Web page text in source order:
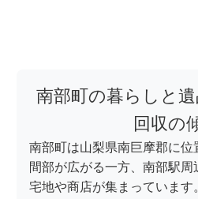
南部町の暮らしと
回収の
南部町は山梨県南巨摩郡に位
間部が広がる一方、南部駅
宅地や商店が集まっています